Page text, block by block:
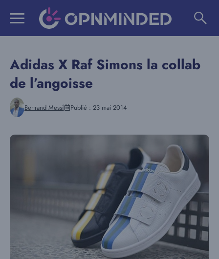
Adidas X Raf Simons la collab
de l’angoisse
Bertrand Messi Publié : 23 mai 2014